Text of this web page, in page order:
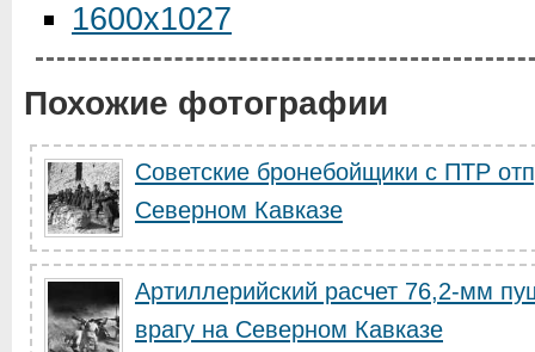
1600x1027
Похожие фотографии
Советские бронебойщики с ПТР
Северном Кавказе
Артиллерийский расчет 76,2-мм
врагу на Северном Кавказе